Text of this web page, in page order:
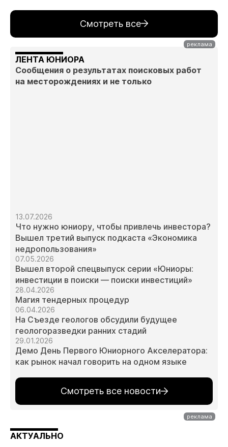
Смотреть все
ЛЕНТА ЮНИОРА
Сообщения о результатах поисковых работ
на месторождениях и не только
13.07.2026
Что нужно юниору, чтобы привлечь инвестора?
Вышел третий выпуск подкаста «Экономика
недропользования»
07.05.2026
Вышел второй спецвыпуск серии «Юниоры:
инвестиции в поиски — поиски инвестиций»
28.04.2026
Магия тендерных процедур
06.04.2026
На Съезде геологов обсудили будущее
геологоразведки ранних стадий
29.01.2026
Демо День Первого Юниорного Акселератора:
как рынок начал говорить на одном языке
Смотреть все новости
АКТУАЛЬНО